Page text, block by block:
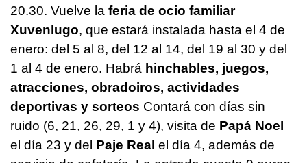
20.30. Vuelve la feria de ocio familiar
Xuvenlugo, que estará instalada hasta el 4 de
enero: del 5 al 8, del 12 al 14, del 19 al 30 y del
1 al 4 de enero. Habrá hinchables, juegos,
atracciones, obradoiros, actividades
deportivas y sorteos Contará con días sin
ruido (6, 21, 26, 29, 1 y 4), visita de Papá Noel
el día 23 y del Paje Real el día 4, además de